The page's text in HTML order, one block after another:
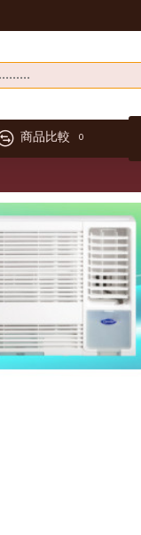
商品比較 0